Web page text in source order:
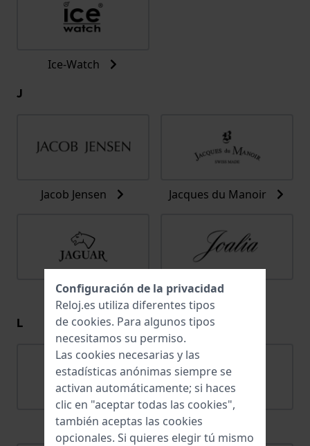
Ice-Watch
J
Jacob Jensen Jacques du Manoir
Jaguar Joalia
L
Lacoste Ligure
Configuración de la privacidad
Reloj.es utiliza diferentes tipos
de cookies. Para algunos tipos
necesitamos su permiso.
Las cookies necesarias y las
estadísticas anónimas siempre se
activan automáticamente; si haces
clic en "aceptar todas las cookies",
también aceptas las cookies
opcionales. Si quieres elegir tú mismo